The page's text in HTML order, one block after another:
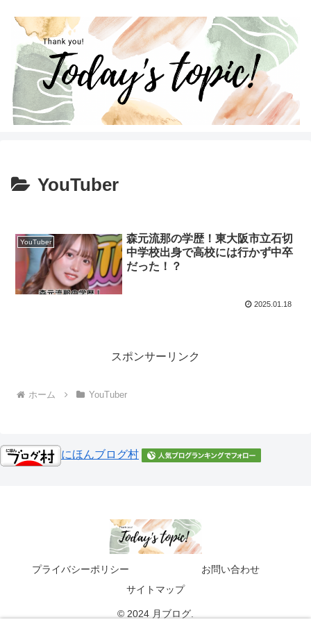
YouTuber
YouTuber
森元流那の学歴！東大阪市立石切
中学校出身で高校には行かず中卒
だった！？
2025.01.18
スポンサーリンク
ホーム YouTuber
にほんブログ村
プライバシーポリシー
お問い合わせ
サイトマップ
© 2024 月ブログ.